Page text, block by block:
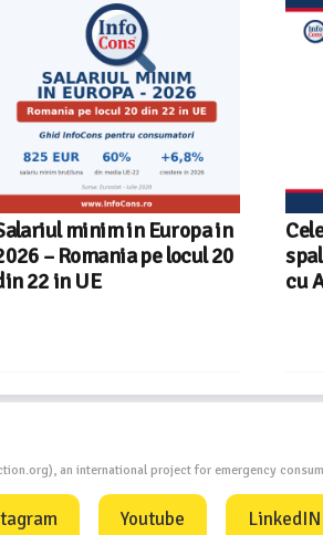
minim in Europa in
– Romania pe locul 20
22 in UE
cu
an international project for emergency
Youtube LinkedIN